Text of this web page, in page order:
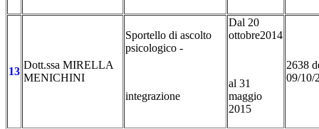
13
Dott.ssa MIRELLA
MENICHINI
Sportello di ascolto
psicologico -
integrazione
Dal 20
ottobre2014
al 31
maggio
2015
2638
09/10/